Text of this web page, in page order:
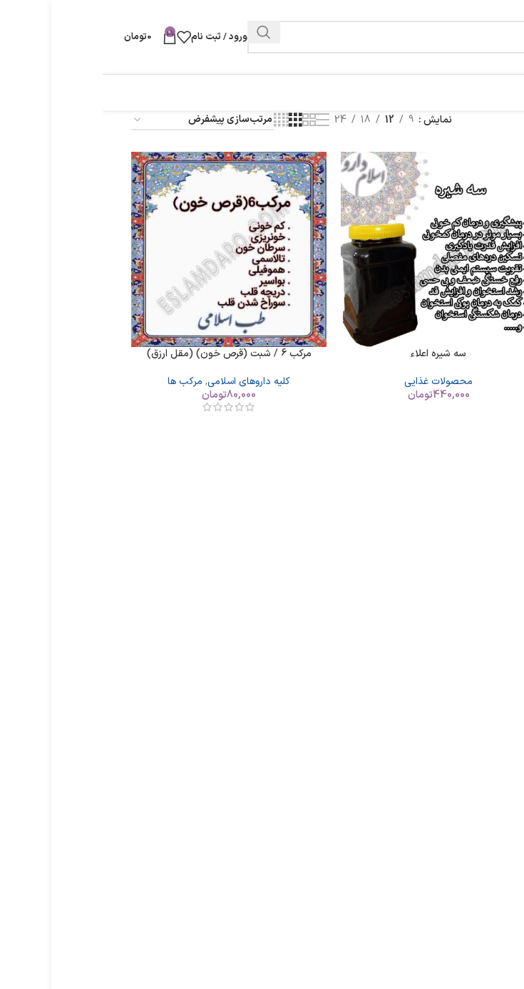
ورود / ثبت نام 0
0تومان
نمایش 9
12
18
24
سه شیره اعلاء
محصولات غذایی
440,000تومان
مرکب 6 / شبت (قرص خون) (مقل ارزق)
کلیه داروهای اسلامی, مرکب ها
80,000تومان